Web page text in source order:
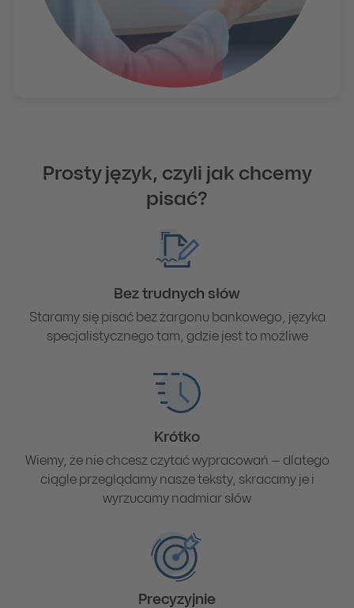
Prosty język, czyli jak chcemy
pisać?
Bez trudnych słów
Staramy się pisać bez żargonu bankowego, języka
specjalistycznego tam, gdzie jest to możliwe
Krótko
Wiemy, że nie chcesz czytać wypracowań – dlatego
ciągle przeglądamy nasze teksty, skracamy je i
wyrzucamy nadmiar słów
Precyzyjnie